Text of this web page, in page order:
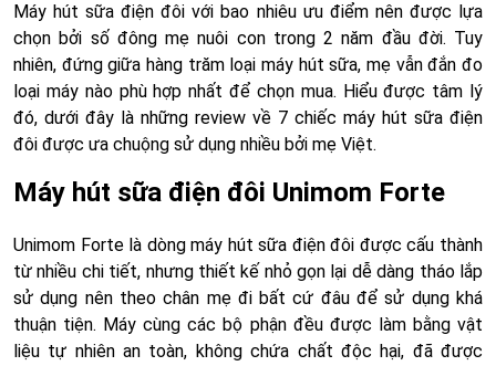
Máy hút sữa điện đôi với bao nhiêu ưu điểm nên được lựa
chọn bởi số đông mẹ nuôi con trong 2 năm đầu đời. Tuy
nhiên, đứng giữa hàng trăm loại máy hút sữa, mẹ vẫn đắn đo
loại máy nào phù hợp nhất để chọn mua. Hiểu được tâm lý
đó, dưới đây là những review về 7 chiếc máy hút sữa điện
đôi được ưa chuộng sử dụng nhiều bởi mẹ Việt.
Máy hút sữa điện đôi Unimom Forte
Unimom Forte là dòng máy hút sữa điện đôi được cấu thành
từ nhiều chi tiết, nhưng thiết kế nhỏ gọn lại dễ dàng tháo lắp
sử dụng nên theo chân mẹ đi bất cứ đâu để sử dụng khá
thuận tiện. Máy cùng các bộ phận đều được làm bằng vật
liệu tự nhiên an toàn, không chứa chất độc hại, đã được